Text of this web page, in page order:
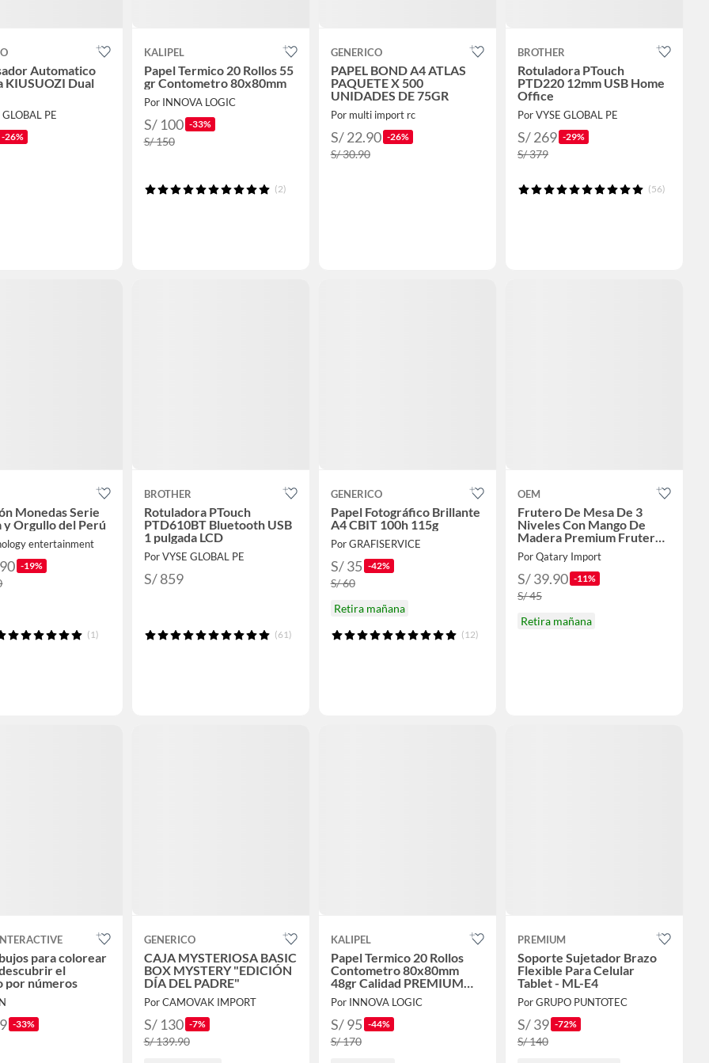
Automatico
KIUSUOZI Dual
PE
-26%
KALIPEL
Papel Termico 20 Rollos 55
gr Contometro 80x80mm
Por INNOVA LOGIC
S/ 100 -33%
S/ 150
(2)
GENERICO
PAPEL BOND A4 ATLAS
PAQUETE X 500
UNIDADES DE 75GR
Por multi import rc
S/ 22.90 -26%
S/ 30.90
BROTHER
Rotuladora PTouch
PTD220 12mm USB Home
Office
Por VYSE GLOBAL PE
S/ 269 -29%
S/ 379
(56)
Monedas Serie
y Orgullo del Perú
entertainment
-19%
(1)
BROTHER
Rotuladora PTouch
PTD610BT Bluetooth USB
1 pulgada LCD
Por VYSE GLOBAL PE
S/ 859
(61)
GENERICO
Papel Fotográfico Brillante
A4 CBIT 100h 115g
Por GRAFISERVICE
S/ 35 -42%
S/ 60
Retira mañana
(12)
OEM
Frutero De Mesa De 3
Niveles Con Mango De
Madera Premium Frutero
Cesta
Por Qatary Import
S/ 39.90 -11%
S/ 45
Retira mañana
para colorear
el
por números
-33%
GENERICO
CAJA MYSTERIOSA BASIC
BOX MYSTERY "EDICIÓN
DÍA DEL PADRE"
Por CAMOVAK IMPORT
S/ 130 -7%
S/ 139.90
KALIPEL
Papel Termico 20 Rollos
Contometro 80x80mm
48gr Calidad PREMIUM
super blanco
Por INNOVA LOGIC
S/ 95 -44%
S/ 170
PREMIUM
Soporte Sujetador Brazo
Flexible Para Celular
Tablet - ML-E4
Por GRUPO PUNTOTEC
S/ 39 -72%
S/ 140